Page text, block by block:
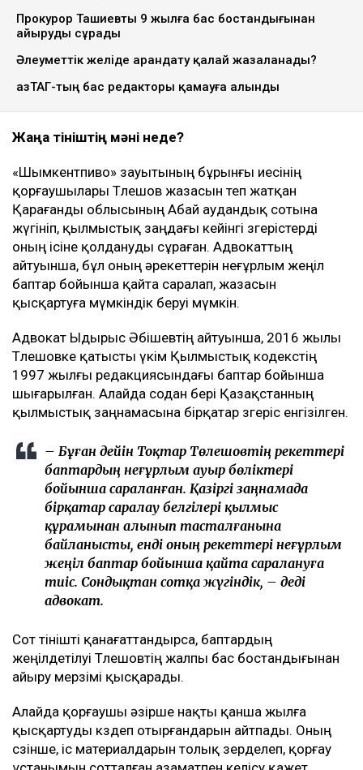
Прокурор Ташиевты 9 жылға бас бостандығынан
айыруды сұрады
Әлеуметтік желіде арандату қалай жазаланады?
ҚазТАГ-тың бас редакторы қамауға алынды
Жаңа өтініштің мәні неде?
«Шымкентпиво» зауытының бұрынғы иесінің
қорғаушылары Төлешов жазасын өтеп жатқан
Қарағанды облысының Абай аудандық сотына
жүгініп, қылмыстық заңдағы кейінгі өзгерістерді
оның ісіне қолдануды сұраған. Адвокаттың
айтуынша, бұл оның әрекеттерін неғұрлым жеңіл
баптар бойынша қайта саралап, жазасын
қысқартуға мүмкіндік беруі мүмкін.
Адвокат Ыдырыс Әбішевтің айтуынша, 2016 жылы
Төлешовке қатысты үкім Қылмыстық кодекстің
1997 жылғы редакциясындағы баптар бойынша
шығарылған. Алайда содан бері Қазақстанның
қылмыстық заңнамасына бірқатар өзгеріс енгізілген.
– Бұған дейін Тоқтар Төлешовтің әрекеттері
баптардың неғұрлым ауыр бөліктері
бойынша сараланған. Қазіргі заңнамада
бірқатар саралау белгілері қылмыс
құрамынан алынып тасталғанына
байланысты, енді оның әрекеттері неғұрлым
жеңіл баптар бойынша қайта саралануға
тиіс. Сондықтан сотқа жүгіндік, – деді
адвокат.
Сот өтінішті қанағаттандырса, баптардың
жеңілдетілуі Төлешовтің жалпы бас бостандығынан
айыру мерзімі қысқарады.
Алайда қорғаушы әзірше нақты қанша жылға
қысқартуды көздеп отырғандарын айтпады. Оның
сөзінше, іс материалдарын толық зерделеп, қорғау